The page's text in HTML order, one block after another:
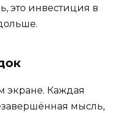
это инвестиция в
экране. Каждая
мысль,